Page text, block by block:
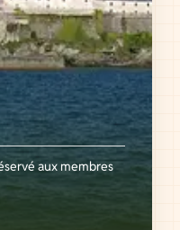
aux membres